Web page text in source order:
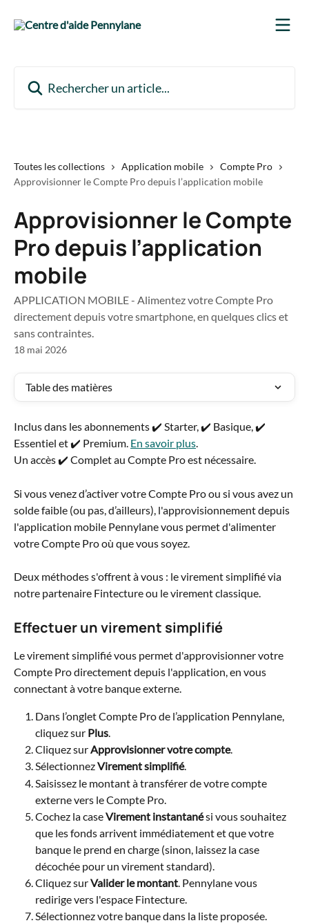
Toutes les collections Application mobile
Compte Pro
Approvisionner le Compte Pro depuis l’application mobile
Approvisionner le Compte
Pro depuis l’application
mobile
APPLICATION MOBILE - Alimentez votre Compte Pro
directement depuis votre smartphone, en quelques clics et
sans contraintes.
18 mai 2026
Table des matières
Inclus dans les abonnements ✔️ Starter, ✔️ Basique, ✔️
Essentiel et ✔️ Premium. En savoir plus.
Un accès ✔️ Complet au Compte Pro est nécessaire.
Si vous venez d’activer votre Compte Pro ou si vous avez un
solde faible (ou pas, d’ailleurs), l'approvisionnement depuis
l'application mobile Pennylane vous permet d'alimenter
votre Compte Pro où que vous soyez.
Deux méthodes s'offrent à vous : le virement simplifié via
notre partenaire Fintecture ou le virement classique.
Effectuer un virement simplifié
Le virement simplifié vous permet d'approvisionner votre
Compte Pro directement depuis l'application, en vous
connectant à votre banque externe.
Dans l’onglet Compte Pro de l’application Pennylane,
cliquez sur Plus.
Cliquez sur Approvisionner votre compte.
Sélectionnez Virement simplifié.
Saisissez le montant à transférer de votre compte
externe vers le Compte Pro.
Cochez la case Virement instantané si vous souhaitez
que les fonds arrivent immédiatement et que votre
banque le prend en charge (sinon, laissez la case
décochée pour un virement standard).
Cliquez sur Valider le montant. Pennylane vous
redirige vers l'espace Fintecture.
Sélectionnez votre banque dans la liste proposée.